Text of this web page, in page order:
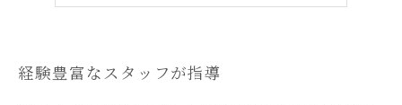
経験豊富なスタッフが指導